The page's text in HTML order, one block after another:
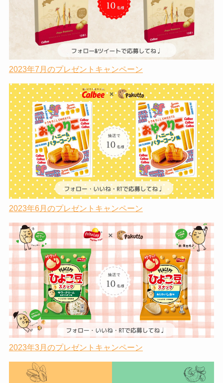
2023年7月のプレゼントキャンペーン
2023年6月のプレゼントキャンペーン
2023年3月のプレゼントキャンペーン